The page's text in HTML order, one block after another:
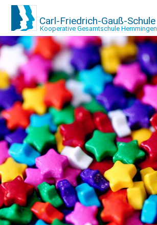
Carl-Friedrich-Gauß-Schule
Kooperative Gesamtschule Hemmingen